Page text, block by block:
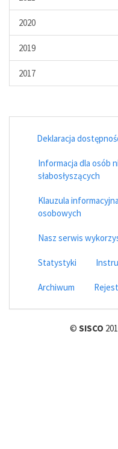
2020
2019
2017
Deklaracja
Informacja dla osób
słabosłyszących
Klauzula
osobowych
Nasz serwis
Statystyki
Archiwum
© SISCO